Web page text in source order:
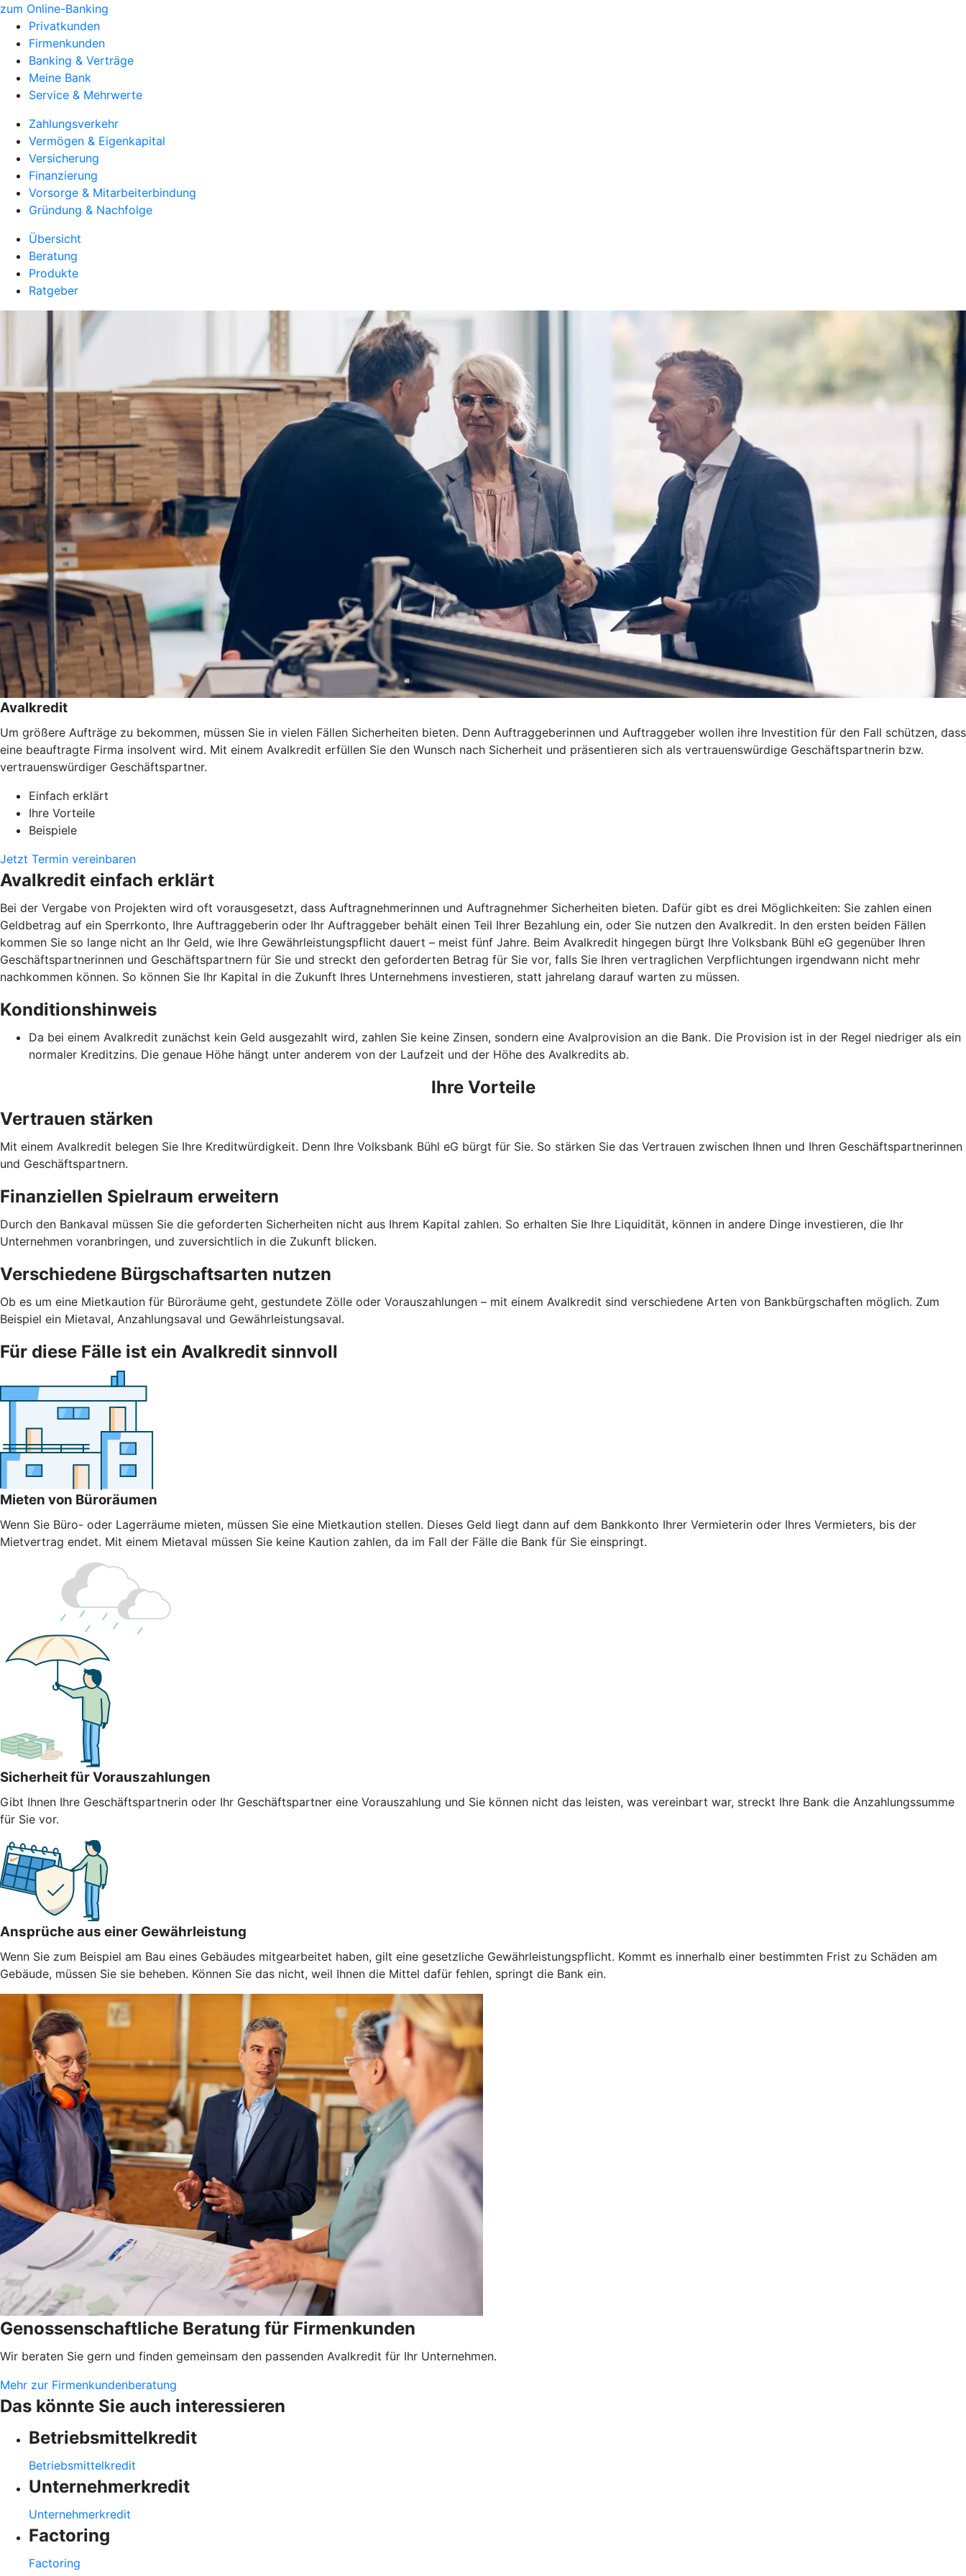
zum Online-Banking
Privatkunden
Firmenkunden
Banking & Verträge
Meine Bank
Service & Mehrwerte
Zahlungsverkehr
Vermögen & Eigenkapital
Versicherung
Finanzierung
Vorsorge & Mitarbeiterbindung
Gründung & Nachfolge
Übersicht
Beratung
Produkte
Ratgeber
Avalkredit
Um größere Aufträge zu bekommen, müssen Sie in vielen Fällen Sicherheiten bieten. Denn Auftraggeberinnen und Auftraggeber wollen ihre Investition für den Fall schützen, dass
eine beauftragte Firma insolvent wird. Mit einem Avalkredit erfüllen Sie den Wunsch nach Sicherheit und präsentieren sich als vertrauenswürdige Geschäftspartnerin bzw.
vertrauenswürdiger Geschäftspartner.
Einfach erklärt
Ihre Vorteile
Beispiele
Jetzt Termin vereinbaren
Avalkredit einfach erklärt
Bei der Vergabe von Projekten wird oft vorausgesetzt, dass Auftragnehmerinnen und Auftragnehmer Sicherheiten bieten. Dafür gibt es drei Möglichkeiten: Sie zahlen einen
Geldbetrag auf ein Sperrkonto, Ihre Auftraggeberin oder Ihr Auftraggeber behält einen Teil Ihrer Bezahlung ein, oder Sie nutzen den Avalkredit. In den ersten beiden Fällen
kommen Sie so lange nicht an Ihr Geld, wie Ihre Gewährleistungspflicht dauert – meist fünf Jahre. Beim Avalkredit hingegen bürgt Ihre Volksbank Bühl eG gegenüber Ihren
Geschäftspartnerinnen und Geschäftspartnern für Sie und streckt den geforderten Betrag für Sie vor, falls Sie Ihren vertraglichen Verpflichtungen irgendwann nicht mehr
nachkommen können. So können Sie Ihr Kapital in die Zukunft Ihres Unternehmens investieren, statt jahrelang darauf warten zu müssen.
Konditionshinweis
Da bei einem Avalkredit zunächst kein Geld ausgezahlt wird, zahlen Sie keine Zinsen, sondern eine Avalprovision an die Bank. Die Provision ist in der Regel niedriger als ein
normaler Kreditzins. Die genaue Höhe hängt unter anderem von der Laufzeit und der Höhe des Avalkredits ab.
Ihre Vorteile
Vertrauen stärken
Mit einem Avalkredit belegen Sie Ihre Kreditwürdigkeit. Denn Ihre Volksbank Bühl eG bürgt für Sie. So stärken Sie das Vertrauen zwischen Ihnen und Ihren Geschäftspartnerinnen
und Geschäftspartnern.
Finanziellen Spielraum erweitern
Durch den Bankaval müssen Sie die geforderten Sicherheiten nicht aus Ihrem Kapital zahlen. So erhalten Sie Ihre Liquidität, können in andere Dinge investieren, die Ihr
Unternehmen voranbringen, und zuversichtlich in die Zukunft blicken.
Verschiedene Bürgschaftsarten nutzen
Ob es um eine Mietkaution für Büroräume geht, gestundete Zölle oder Vorauszahlungen – mit einem Avalkredit sind verschiedene Arten von Bankbürgschaften möglich. Zum
Beispiel ein Mietaval, Anzahlungsaval und Gewährleistungsaval.
Für diese Fälle ist ein Avalkredit sinnvoll
Mieten von Büroräumen
Wenn Sie Büro- oder Lagerräume mieten, müssen Sie eine Mietkaution stellen. Dieses Geld liegt dann auf dem Bankkonto Ihrer Vermieterin oder Ihres Vermieters, bis der
Mietvertrag endet. Mit einem Mietaval müssen Sie keine Kaution zahlen, da im Fall der Fälle die Bank für Sie einspringt.
Sicherheit für Vorauszahlungen
Gibt Ihnen Ihre Geschäftspartnerin oder Ihr Geschäftspartner eine Vorauszahlung und Sie können nicht das leisten, was vereinbart war, streckt Ihre Bank die Anzahlungssumme
für Sie vor.
Ansprüche aus einer Gewährleistung
Wenn Sie zum Beispiel am Bau eines Gebäudes mitgearbeitet haben, gilt eine gesetzliche Gewährleistungspflicht. Kommt es innerhalb einer bestimmten Frist zu Schäden am
Gebäude, müssen Sie sie beheben. Können Sie das nicht, weil Ihnen die Mittel dafür fehlen, springt die Bank ein.
Genossenschaftliche Beratung für Firmenkunden
Wir beraten Sie gern und finden gemeinsam den passenden Avalkredit für Ihr Unternehmen.
Mehr zur Firmenkundenberatung
Das könnte Sie auch interessieren
Betriebsmittelkredit
Betriebsmittelkredit
Unternehmerkredit
Unternehmerkredit
Factoring
Factoring